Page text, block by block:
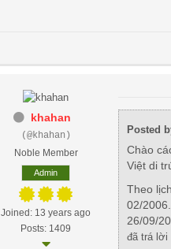
khahan
(@khahan)
Noble Member
Admin
Joined: 13 years ago
Posts: 1409
Posted
Chào
Việt di
Theo
02/
26/09/
đã trá lời